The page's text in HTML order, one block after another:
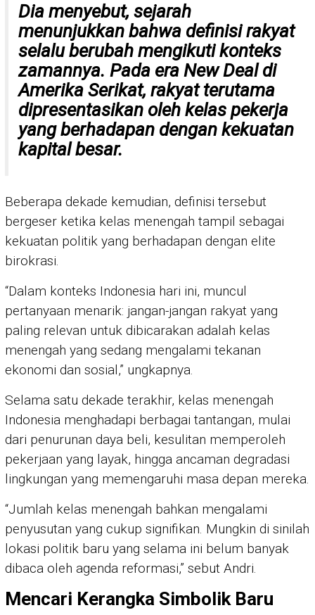
Dia menyebut, sejarah
menunjukkan bahwa definisi rakyat
selalu berubah mengikuti konteks
zamannya. Pada era New Dealdi
Amerika Serikat, rakyat terutama
dipresentasikan oleh kelas pekerja
yang berhadapan dengan kekuatan
kapital besar.
Beberapa dekade kemudian, definisi tersebut
bergeser ketika kelas menengah tampil sebagai
kekuatan politik yang berhadapan dengan elite
birokrasi.
“Dalam konteks Indonesia hari ini, muncul
pertanyaan menarik: jangan-jangan rakyat yang
paling relevan untuk dibicarakan adalah kelas
menengah yang sedang mengalami tekanan
ekonomi dan sosial,” ungkapnya.
Selama satu dekade terakhir, kelas menengah
Indonesia menghadapi berbagai tantangan, mulai
dari penurunan daya beli, kesulitan memperoleh
pekerjaan yang layak, hingga ancaman degradasi
lingkungan yang memengaruhi masa depan mereka.
“Jumlah kelas menengah bahkan mengalami
penyusutan yang cukup signifikan. Mungkin di sinilah
lokasi politik baru yang selama ini belum banyak
dibaca oleh agenda reformasi,” sebut Andri.
Mencari Kerangka Simbolik Baru